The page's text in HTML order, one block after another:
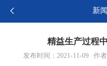
 新
精益生产过程
发布时间：2021-11-09 作